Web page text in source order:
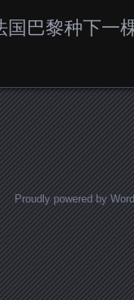
国巴黎种下一
Proudly powered by